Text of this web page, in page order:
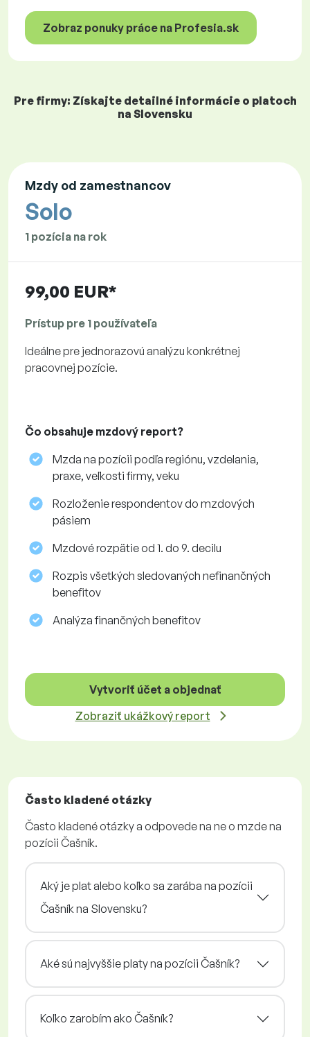
Zobraz ponuky práce na Profesia.sk
Pre firmy: Získajte detailné informácie o platoch
na Slovensku
Mzdy od zamestnancov
Solo
1 pozícia na rok
99,00 EUR*
Prístup pre 1 používateľa
Ideálne pre jednorazovú analýzu konkrétnej
pracovnej pozície.
Čo obsahuje mzdový report?
Mzda na pozícii podľa regiónu, vzdelania,
praxe, veľkosti firmy, veku
Rozloženie respondentov do mzdových
pásiem
Mzdové rozpätie od 1. do 9. decilu
Rozpis všetkých sledovaných nefinančných
benefitov
Analýza finančných benefitov
Vytvoriť účet a objednať
Zobraziť ukážkový report
Často kladené otázky
Často kladené otázky a odpovede na ne o mzde na
pozícii Čašník.
Aký je plat alebo koľko sa zarába na pozícii
Čašník na Slovensku?
Aké sú najvyššie platy na pozícii Čašník?
Koľko zarobím ako Čašník?